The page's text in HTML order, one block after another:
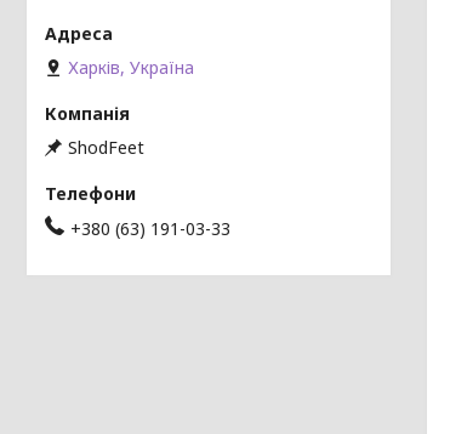
Харків, Україна
ShodFeet
+380 (63) 191-03-33